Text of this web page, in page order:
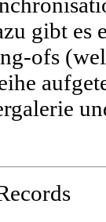
gibt es
ofs